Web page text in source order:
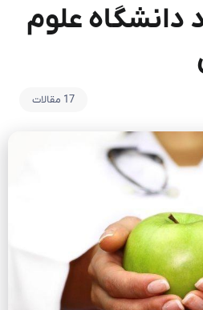
دانشگاه علوم
17 مقالات